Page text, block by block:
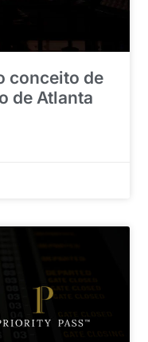
conceito de
de Atlanta